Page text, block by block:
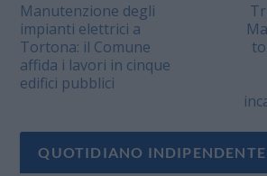
Manutenzione degli
impianti elettrici a
Tortona: il Comune
affida i lavori in cinque
edifici pubblici
QUOTIDIANO INDIPENDENTE